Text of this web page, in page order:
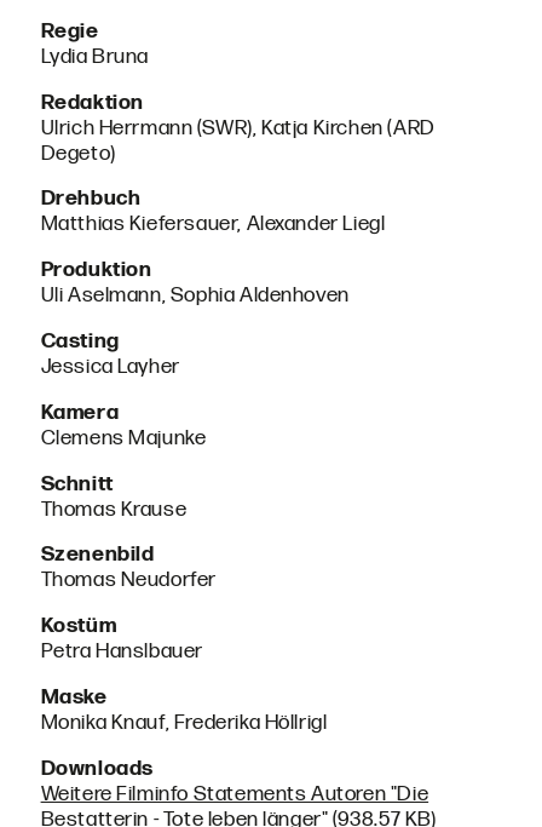
Regie
Lydia Bruna
Redaktion
Ulrich Herrmann (SWR), Katja Kirchen (ARD
Degeto)
Drehbuch
Matthias Kiefersauer, Alexander Liegl
Produktion
Uli Aselmann, Sophia Aldenhoven
Casting
Jessica Layher
Kamera
Clemens Majunke
Schnitt
Thomas Krause
Szenenbild
Thomas Neudorfer
Kostüm
Petra Hanslbauer
Maske
Monika Knauf, Frederika Höllrigl
Downloads
Weitere Filminfo Statements Autoren "Die
Bestatterin - Tote leben länger" (938.57 KB)